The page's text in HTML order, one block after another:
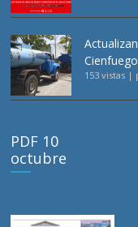
153 vistas |
PDF 10
octubre